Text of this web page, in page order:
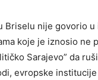
Briselu nije govorio
koje je iznosio
Sarajevo” da
evropske